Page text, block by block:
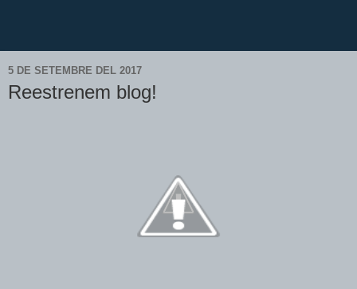
5 DE SETEMBRE DEL 2017
Reestrenem blog!